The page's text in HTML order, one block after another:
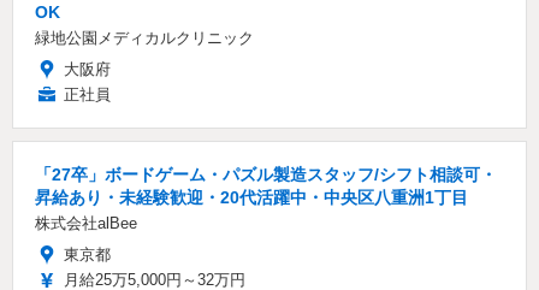
OK
緑地公園メディカルクリニック
大阪府
正社員
「27卒」ボードゲーム・パズル製造スタッフ/シフト相談可・
昇給あり・未経験歓迎・20代活躍中・中央区八重洲1丁目
株式会社alBee
東京都
月給25万5,000円～32万円